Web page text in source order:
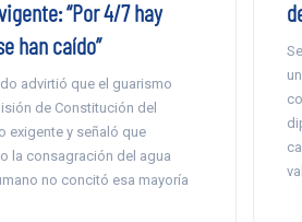
“Por 4/7 hay
han caído”
advirtió que el guarismo
de Constitución del
exigente y señaló que
la consagración del agua
no concitó esa mayoría